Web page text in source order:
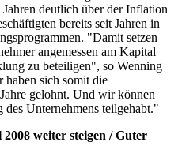
deutlich über der Inflation
bereits seit Jahren in
"Damit setzen
angemessen am Kapital
zu beteiligen", so Wenning
sich somit die
gelohnt. Und wir können
des Unternehmens teilgehabt."
weiter steigen / Guter